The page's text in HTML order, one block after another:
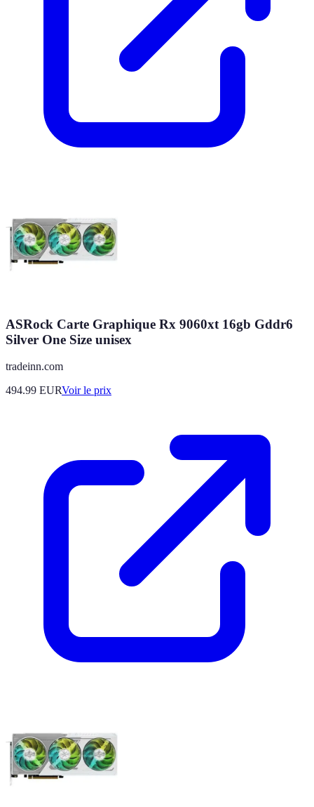
ASRock Carte Graphique Rx 9060xt 16gb Gddr6
Silver One Size unisex
tradeinn.com
494.99 EURVoir le prix